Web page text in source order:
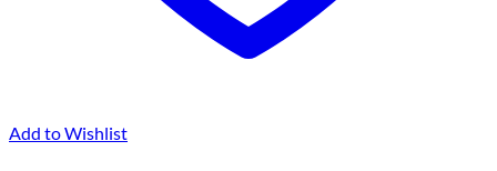
Add to Wishlist